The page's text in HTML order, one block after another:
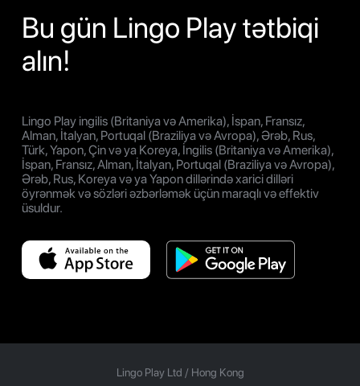
Bu gün Lingo Play tətbiqi
alın!
Lingo Play ingilis (Britaniya və Amerika), İspan, Fransız,
Alman, İtalyan, Portuqal (Braziliya və Avropa), Ərəb, Rus,
Türk, Yapon, Çin və ya Koreya, İngilis (Britaniya və Amerika),
İspan, Fransız, Alman, İtalyan, Portuqal (Braziliya və Avropa),
Ərəb, Rus, Koreya və ya Yapon dillərində xarici dilləri
öyrənmək və sözləri əzbərləmək üçün maraqlı və effektiv
üsuldur.
Lingo Play Ltd / Hong Kong